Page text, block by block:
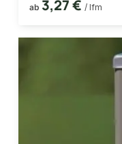
ab 3,27 € / lfm